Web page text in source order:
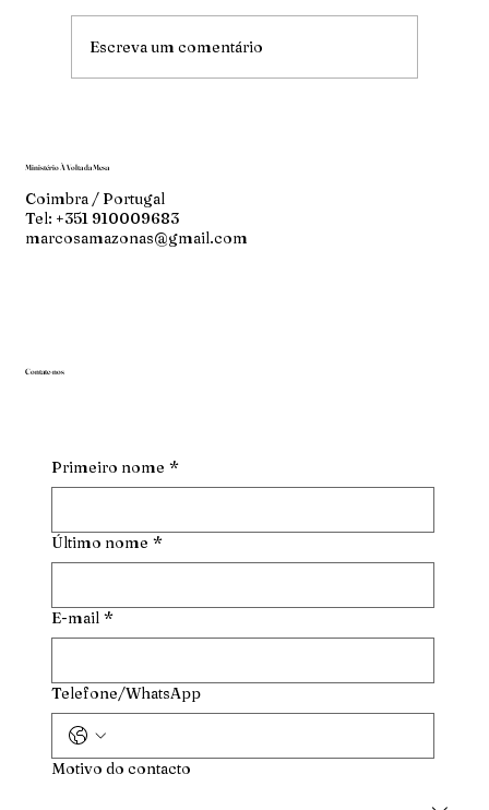
Escreva um comentário
Ministério À Volta da Mesa
Coimbra / Portugal
Tel: +351 910009683
marcosamazonas@gmail.com
Contate-nos
Primeiro nome *
Último nome *
E-mail *
Telefone/WhatsApp
Motivo do contacto